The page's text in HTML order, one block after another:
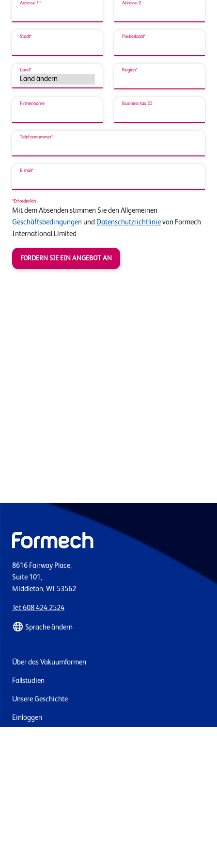
Adresse 1* Adresse 2
Stadt* Postleitzahl*
Land* Region*
Firmenname Business tax ID
Telefonnummer*
E-mail*
*Erforderlich
Mit dem Absenden stimmen Sie den Allgemeinen
Geschäftsbedingungen und Datenschutzrichtlinie von Formech
International Limited
FORDERN SIE EIN ANGEBOT AN
8616 Fairway Place,
Suite 101,
Middleton, WI 53562
Tel: 608 424 2524
Sprache ändern
Über das Vakuumformen
Fallstudien
Unsere Geschichte
Einloggen